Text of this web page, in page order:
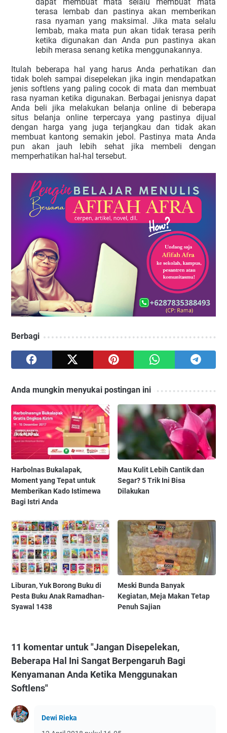
terasa lembab dan pastinya akan memberikan
rasa nyaman yang maksimal. Jika mata selalu
lembab, maka mata pun akan tidak terasa perih
ketika digunakan dan Anda pun pastinya akan
lebih merasa senang ketika menggunakannya.
Itulah beberapa hal yang harus Anda perhatikan dan
tidak boleh sampai disepelekan jika ingin mendapatkan
jenis softlens yang paling cocok di mata dan membuat
rasa nyaman ketika digunakan. Berbagai jenisnya dapat
Anda beli jika melakukan belanja online di beberapa
situs belanja online terpercaya yang pastinya dijual
dengan harga yang juga terjangkau dan tidak akan
membuat kantong semakin jebol. Pastinya mata Anda
pun akan jauh lebih sehat jika membeli dengan
memperhatikan hal-hal tersebut.
Berbagi
Anda mungkin menyukai postingan ini
Harbolnas Bukalapak,
Moment yang Tepat untuk
Memberikan Kado Istimewa
Bagi Istri Anda
Mau Kulit Lebih Cantik dan
Segar? 5 Trik Ini Bisa
Dilakukan
Liburan, Yuk Borong Buku di
Pesta Buku Anak Ramadhan-
Syawal 1438
Meski Bunda Banyak
Kegiatan, Meja Makan Tetap
Penuh Sajian
11 komentar untuk "Jangan Disepelekan,
Beberapa Hal Ini Sangat Berpengaruh Bagi
Kenyamanan Anda Ketika Menggunakan
Softlens"
Dewi Rieka